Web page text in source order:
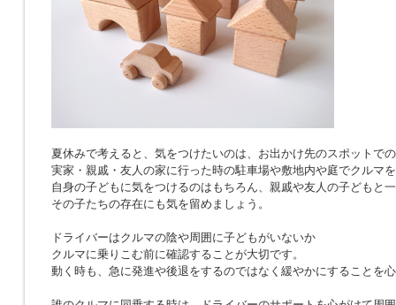
夏休みで考えると、気をつけたいのは、お出かけ先のスポットで
実家・親戚・友人の家に行った時の駐車場や敷地内や庭でクルマ
自身の子どもに気をつけるのはもちろん、親戚や友人の子どもと
その子たちの存在にも気を留めましょう。
ドライバーはクルマの陰や周囲に子どもがいないか
クルマに乗りこむ前に確認することが大切です。
動く時も、急に発進や後退をするのではなく緩やかにすることを